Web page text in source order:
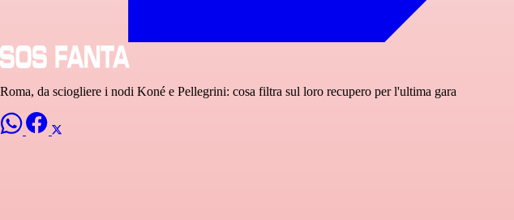
Roma, da sciogliere i nodi Koné e Pellegrini: cosa filtra sul loro recupero per l'ultima gara